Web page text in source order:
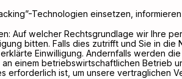
Technologien einsetzen,
Auf welcher Rechtsgrundlage wir Ihre
bitten. Falls dies zutrifft und Sie in
Einwilligung. Andernfalls werden
einem betriebswirtschaftlichen Betrieb
erforderlich ist, um unsere vertraglichen